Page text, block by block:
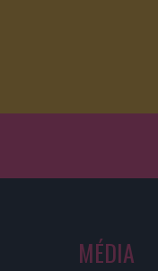
MÉDIA